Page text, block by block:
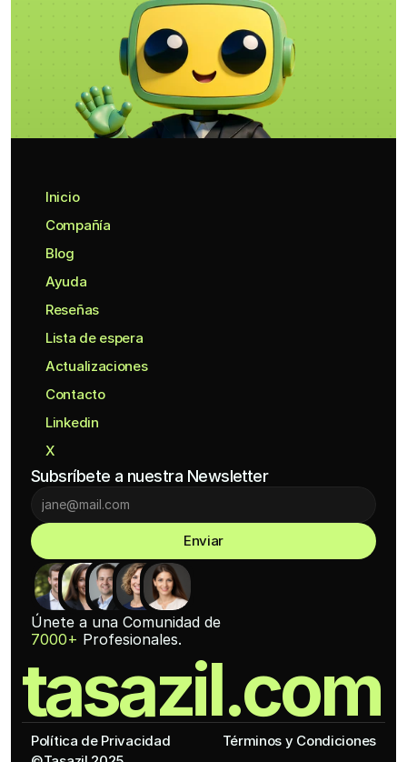
Inicio
Compañía
Blog
Ayuda
Reseñas
Lista de espera
Actualizaciones
Contacto
Linkedin
X
Subsríbete a nuestra Newsletter
Enviar
Únete a una Comunidad de
7000+ Profesionales.
tasazil.com
Política de Privacidad
Términos y Condiciones